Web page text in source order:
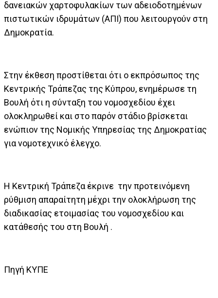
δανειακών χαρτοφυλακίων των αδειοδοτημένων
πιστωτικών ιδρυμάτων (ΑΠΙ) που λειτουργούν στη
Δημοκρατία.
Στην έκθεση προστίθεται ότι ο εκπρόσωπος της
Κεντρικής Τράπεζας της Κύπρου, ενημέρωσε τη
Βουλή ότι η σύνταξη του νομοσχεδίου έχει
ολοκληρωθεί και στο παρόν στάδιο βρίσκεται
ενώπιον της Νομικής Υπηρεσίας της Δημοκρατίας
για νομοτεχνικό έλεγχο.
Η Κεντρική Τράπεζα έκρινε την προτεινόμενη
ρύθμιση απαραίτητη μέχρι την ολοκλήρωση της
διαδικασίας ετοιμασίας του νομοσχεδίου και
κατάθεσής του στη Βουλή .
Πηγή ΚΥΠΕ